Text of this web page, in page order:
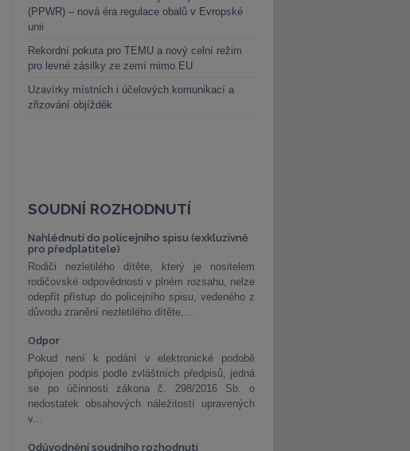
(PPWR) – nová éra regulace obalů v Evropské
unii
Rekordní pokuta pro TEMU a nový celní režim
pro levné zásilky ze zemí mimo EU
Uzavírky místních i účelových komunikací a
zřizování objížděk
SOUDNÍ ROZHODNUTÍ
Nahlédnutí do policejního spisu (exkluzivně
pro předplatitele)
Rodiči nezletilého dítěte, který je nositelem
rodičovské odpovědnosti v plném rozsahu, nelze
odepřít přístup do policejního spisu, vedeného z
důvodu zranění nezletilého dítěte,...
Odpor
Pokud není k podání v elektronické podobě
připojen podpis podle zvláštních předpisů, jedná
se po účinnosti zákona č. 298/2016 Sb. o
nedostatek obsahových náležitostí upravených
v...
Odůvodnění soudního rozhodnutí